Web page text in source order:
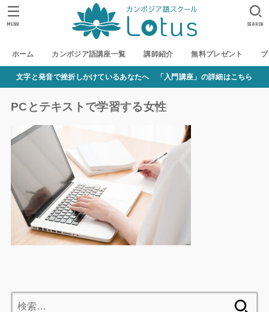
ホーム カンボジア語講座一覧 講師紹介 無料プレゼント
SEARCH
MENU
文字と発音で挫折しかけているあなたへ 「入門講座」の詳細はこちら
PCとテキストで学習する女性